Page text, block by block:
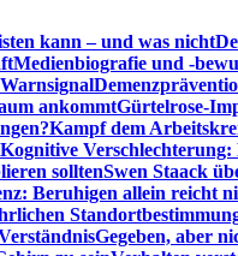
kann – und was nicht
Medienbiografie und -
ankommtGürtelrose-
Kampf dem
Kognitive Verschlechterung:
solltenSwen Staack
Beruhigen allein reicht
Gegeben, aber